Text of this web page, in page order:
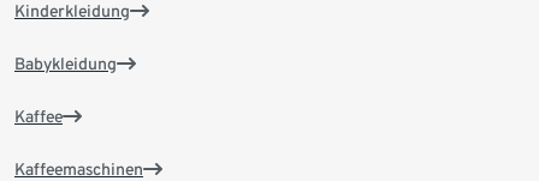
Kinderkleidung
Babykleidung
Kaffee
Kaffeemaschinen